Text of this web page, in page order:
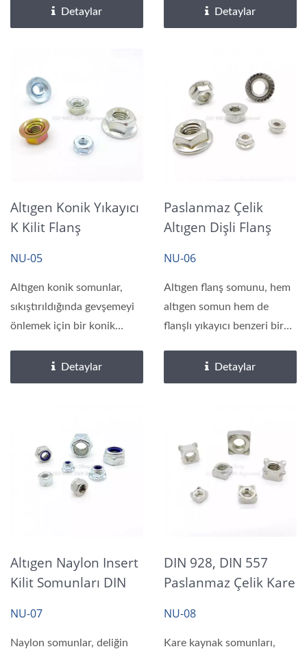
Detaylar Detaylar
Altıgen Konik Yıkayıcı
K Kilit Flanş
NU-05
Altıgen konik somunlar,
sıkıştırıldığında gevşemeyi
önlemek için bir konik
Detaylar
Paslanmaz Çelik
Altıgen Dişli Flanş
IFI
NU-06
Altıgen flanş somunu, hem
altıgen somun hem de
flanşlı yıkayıcı benzeri bir
Detaylar
Altıgen Naylon Insert
Kilit Somunları DIN
NU-07
Naylon somunlar, deliğin
DIN 928, DIN 557
Paslanmaz Çelik Kare
Somunları
NU-08
Kare kaynak somunları,